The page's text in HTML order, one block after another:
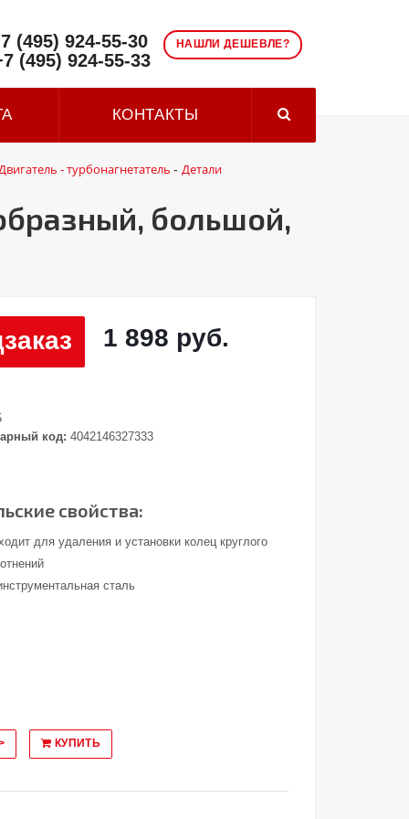
НАШЛИ ДЕШЕВЛЕ?
(495) 924-55-30
(495) 924-55-33
КОНТАКТЫ
- турбонагнетатель - Детали
большой,
1 898 руб.
код: 4042146327333
свойства:
для удаления и установки колец круглого
сталь
КУПИТЬ